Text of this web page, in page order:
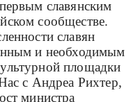
славянским
сообществе.
славян
и необходимым
площадки
с Андреа Рихтер,
министра